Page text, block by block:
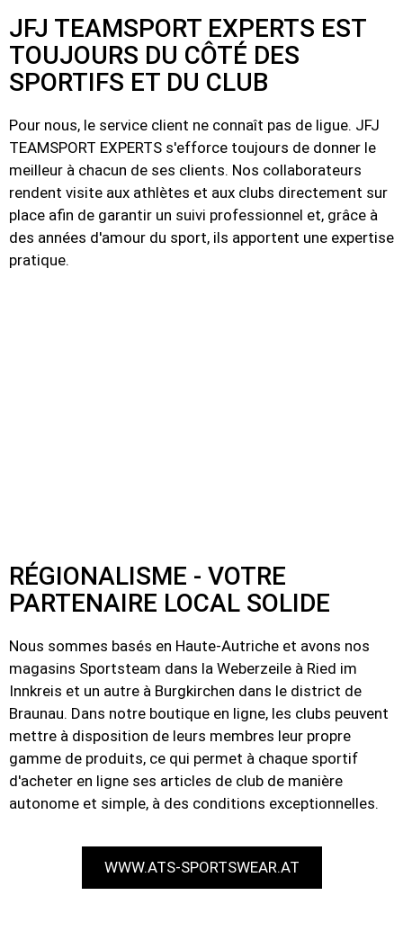
JFJ TEAMSPORT EXPERTS EST
TOUJOURS DU CÔTÉ DES
SPORTIFS ET DU CLUB
Pour nous, le service client ne connaît pas de ligue. JFJ
TEAMSPORT EXPERTS s'efforce toujours de donner le
meilleur à chacun de ses clients. Nos collaborateurs
rendent visite aux athlètes et aux clubs directement sur
place afin de garantir un suivi professionnel et, grâce à
des années d'amour du sport, ils apportent une expertise
pratique.
RÉGIONALISME - VOTRE
PARTENAIRE LOCAL SOLIDE
Nous sommes basés en Haute-Autriche et avons nos
magasins Sportsteam dans la Weberzeile à Ried im
Innkreis et un autre à Burgkirchen dans le district de
Braunau. Dans notre boutique en ligne, les clubs peuvent
mettre à disposition de leurs membres leur propre
gamme de produits, ce qui permet à chaque sportif
d'acheter en ligne ses articles de club de manière
autonome et simple, à des conditions exceptionnelles.
WWW.ATS-SPORTSWEAR.AT